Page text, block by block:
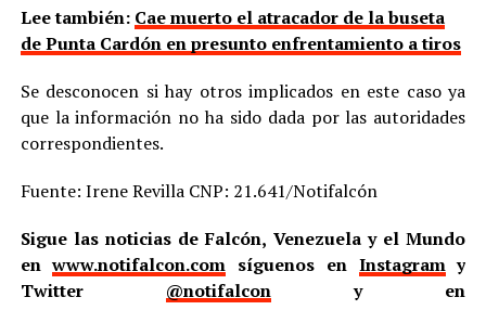
Lee también: Cae muerto el atracador de la buseta
de Punta Cardón en presunto enfrentamiento a tiros
Se desconocen si hay otros implicados en este caso ya
que la información no ha sido dada por las autoridades
correspondientes.
Fuente: Irene Revilla CNP: 21.641/Notifalcón
Sigue las noticias de Falcón, Venezuela y el Mundo
enwww.notifalcon.com síguenos en Instagramy
Twitter @notifalcony en